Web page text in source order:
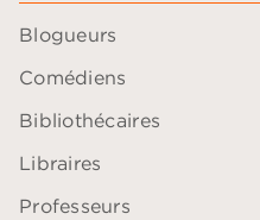
Blogueurs
Comédiens
Bibliothécaires
Libraires
Professeurs